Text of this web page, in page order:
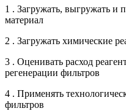
1 . Загружать, выгружать
материал
2 . Загружать химические
3 . Оценивать расход
регенерации фильтров
4 . Применять
фильтров